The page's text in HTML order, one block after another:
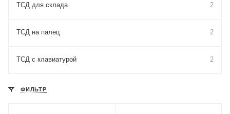
ТСД для склада 2
ТСД на палец 2
ТСД с клавиатурой 2
ФИЛЬТР